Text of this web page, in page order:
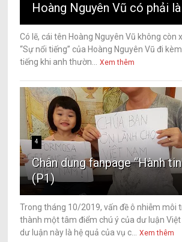
Hoàng Nguyên Vũ có phải
Có lẽ, cái tên Hoàng Nguyên Vũ không còn
“Sự nổi tiếng” của Hoàng Nguyên Vũ đi
tiếng khi anh thườn...
Xem thêm
4
Chân dung fanpage “Hành
(P1)
Trong tháng 10/2019, vấn đề ô nhiễm môi
thành một tâm điểm chú ý của dư luận Việt
dư luận này là hệ quả của vụ c...
Xem thêm